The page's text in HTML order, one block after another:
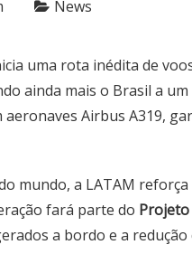
News
uma rota inédita de
ainda mais o Brasil a
aeronaves Airbus A319,
mundo, a LATAM
fará parte do
a bordo e a